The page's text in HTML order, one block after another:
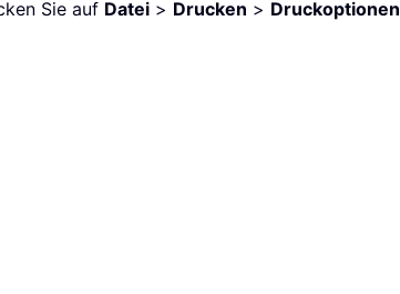
Sie auf Datei > Drucken > Druckoptionen